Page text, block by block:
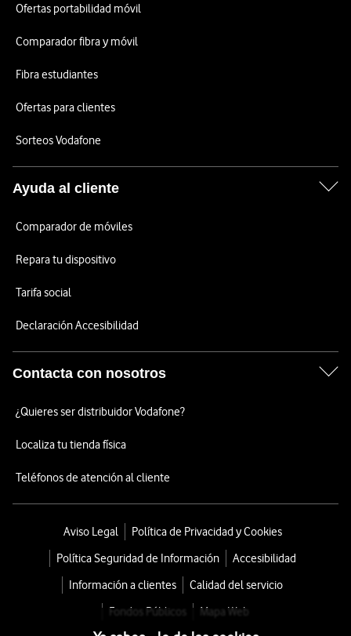
Ofertas portabilidad móvil
Comparador fibra y móvil
Fibra estudiantes
Ofertas para clientes
Sorteos Vodafone
Ayuda al cliente
Comparador de móviles
Repara tu dispositivo
Tarifa social
Declaración Accesibilidad
Contacta con nosotros
¿Quieres ser distribuidor Vodafone?
Localiza tu tienda física
Teléfonos de atención al cliente
Aviso Legal
Política de Privacidad y Cookies
Política Seguridad de Información
Accesibilidad
Información a clientes
Calidad del servicio
Fondos Públicos
Mapa Web